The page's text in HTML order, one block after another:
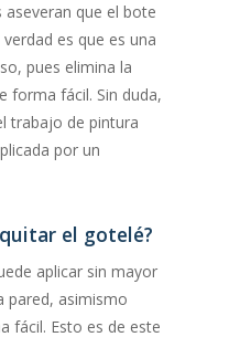
que el bote
es que es una
pues elimina la
forma fácil. Sin duda,
trabajo de pintura
por un
el gotelé?
aplicar sin mayor
pared, asimismo
fácil. Esto es de este